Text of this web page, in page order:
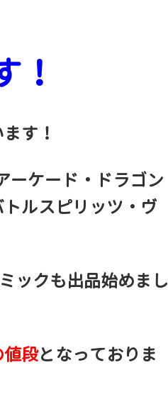
！
す！
ーケード・ドラゴン
ルスピリッツ・ヴ
ックも出品始めまし
段となっておりま